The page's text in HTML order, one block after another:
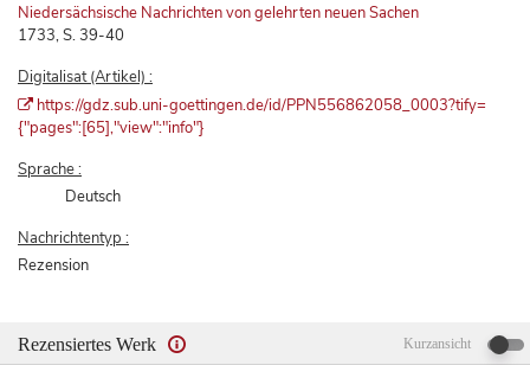
Niedersächsische Nachrichten von gelehrten neuen Sachen
1733, S. 39-40
Digitalisat (Artikel) :
https://gdz.sub.uni-goettingen.de/id/PPN556862058_0003?tify=
{"pages":[65],"view":"info"}
Sprache :
Deutsch
Nachrichtentyp :
Rezension
Rezensiertes Werk Kurzansicht